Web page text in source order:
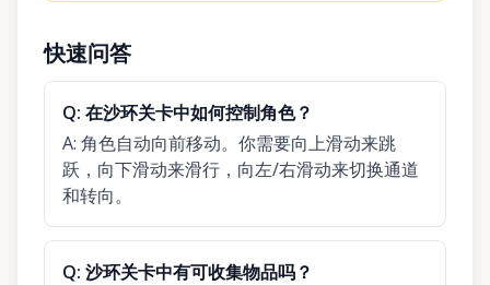
快速问答
Q: 在沙环关卡中如何控制角色？
A: 角色自动向前移动。你需要向上滑动来跳
跃，向下滑动来滑行，向左/右滑动来切换通道
和转向。
Q: 沙环关卡中有可收集物品吗？